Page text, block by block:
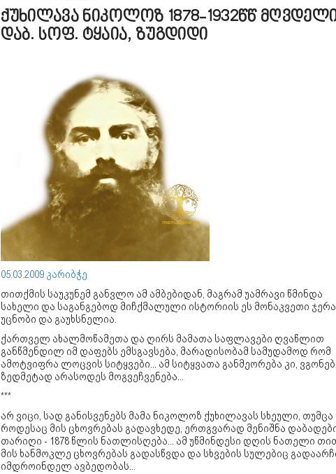
ქუხილავა ნიკოლოზ 1878-1932წწ
დაბ. სოფ. ტყაია, ზუგდიდი
05.03.2009 კარიბჭე
თითქმის საუკუნემ განვლო ამ ამბებიდან, მაგრამ უამრავი წმინდა
სახელი და საგანგებოდ მიჩქმალული ისტორიის ეს მონაკვეთი
უცნობი და გაუხსნელია.
ქართველ ახალმოწამეთა და ღირს მამათა საფლავები ღვაწლით
განწმენდილ იმ დაფებს ემსგავსება, მარადისობამ სამუდამოდ რომ
ამოტვიფრა ლოცვის სიტყვები... ამ სიტყვათა განმეორება კი,
ზედმეტად არასოდეს მოგვეჩვენება...
***
არ ვიცი, სად განისვენებს მამა ნიკოლოზ ქუხილავას სხეული, თუმცა
როდესაც მის ცხოვრებას გადავხედე, ერთგვარად მენიშნა
თარიღი - 1878 წლის ნათლისღება... ამ უწმინდესი დღის ნათელი
მის ხანმოკლე ცხოვრებას გადასწვდა და სხვების სულებიც
იმდროინდელ ავბედობას...